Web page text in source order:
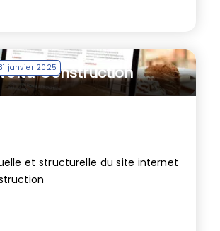
janvier 2025Construction
et structurelle du site internet